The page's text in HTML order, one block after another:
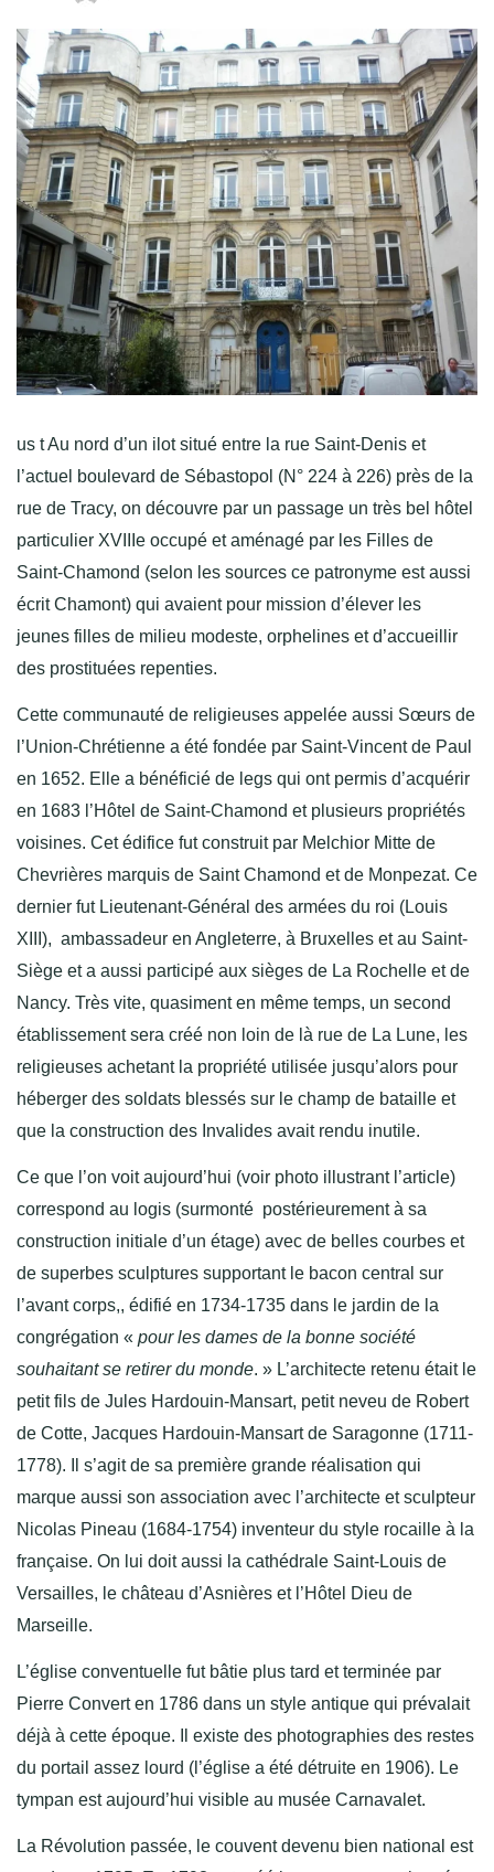
us t Au nord d’un ilot situé entre la rue Saint-Denis et
l’actuel boulevard de Sébastopol (N° 224 à 226) près de la
rue de Tracy, on découvre par un passage un très bel hôtel
particulier XVIIIe occupé et aménagé par les Filles de
Saint-Chamond (selon les sources ce patronyme est aussi
écrit Chamont) qui avaient pour mission d’élever les
jeunes filles de milieu modeste, orphelines et d’accueillir
des prostituées repenties.
Cette communauté de religieuses appelée aussi Sœurs de
l’Union-Chrétienne a été fondée par Saint-Vincent de Paul
en 1652. Elle a bénéficié de legs qui ont permis d’acquérir
en 1683 l’Hôtel de Saint-Chamond et plusieurs propriétés
voisines. Cet édifice fut construit par Melchior Mitte de
Chevrières marquis de Saint Chamond et de Monpezat. Ce
dernier fut Lieutenant-Général des armées du roi (Louis
XIII), ambassadeur en Angleterre, à Bruxelles et au Saint-
Siège et a aussi participé aux sièges de La Rochelle et de
Nancy. Très vite, quasiment en même temps, un second
établissement sera créé non loin de là rue de La Lune, les
religieuses achetant la propriété utilisée jusqu’alors pour
héberger des soldats blessés sur le champ de bataille et
que la construction des Invalides avait rendu inutile.
Ce que l’on voit aujourd’hui (voir photo illustrant l’article)
correspond au logis (surmonté postérieurement à sa
construction initiale d’un étage) avec de belles courbes et
de superbes sculptures supportant le bacon central sur
l’avant corps,, édifié en 1734-1735 dans le jardin de la
congrégation « pour les dames de la bonne société
souhaitant se retirer du monde. » L’architecte retenu était le
petit fils de Jules Hardouin-Mansart, petit neveu de Robert
de Cotte, Jacques Hardouin-Mansart de Saragonne (1711-
1778). Il s’agit de sa première grande réalisation qui
marque aussi son association avec l’architecte et sculpteur
Nicolas Pineau (1684-1754) inventeur du style rocaille à la
française. On lui doit aussi la cathédrale Saint-Louis de
Versailles, le château d’Asnières et l’Hôtel Dieu de
Marseille.
L’église conventuelle fut bâtie plus tard et terminée par
Pierre Convert en 1786 dans un style antique qui prévalait
déjà à cette époque. Il existe des photographies des restes
du portail assez lourd (l’église a été détruite en 1906). Le
tympan est aujourd’hui visible au musée Carnavalet.
La Révolution passée, le couvent devenu bien national est